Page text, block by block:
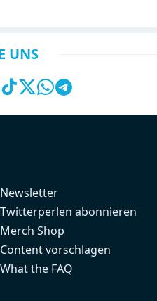
UNS
Newsletter
Twitterperlen abonnieren
Merch Shop
Content vorschlagen
What the FAQ